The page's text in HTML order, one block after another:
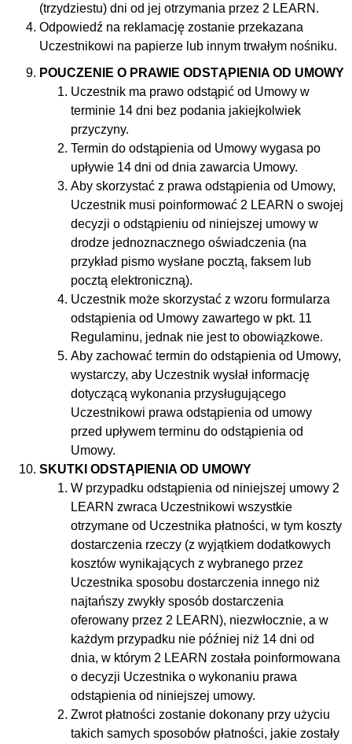
(trzydziestu) dni od jej otrzymania przez 2 LEARN.
Odpowiedź na reklamację zostanie przekazana
Uczestnikowi na papierze lub innym trwałym nośniku.
POUCZENIE O PRAWIE ODSTĄPIENIA OD UMOWY
Uczestnik ma prawo odstąpić od Umowy w
terminie 14 dni bez podania jakiejkolwiek
przyczyny.
Termin do odstąpienia od Umowy wygasa po
upływie 14 dni od dnia zawarcia Umowy.
Aby skorzystać z prawa odstąpienia od Umowy,
Uczestnik musi poinformować 2 LEARN o swojej
decyzji o odstąpieniu od niniejszej umowy w
drodze jednoznacznego oświadczenia (na
przykład pismo wysłane pocztą, faksem lub
pocztą elektroniczną).
Uczestnik może skorzystać z wzoru formularza
odstąpienia od Umowy zawartego w pkt. 11
Regulaminu, jednak nie jest to obowiązkowe.
Aby zachować termin do odstąpienia od Umowy,
wystarczy, aby Uczestnik wysłał informację
dotyczącą wykonania przysługującego
Uczestnikowi prawa odstąpienia od umowy
przed upływem terminu do odstąpienia od
Umowy.
SKUTKI ODSTĄPIENIA OD UMOWY
W przypadku odstąpienia od niniejszej umowy 2
LEARN zwraca Uczestnikowi wszystkie
otrzymane od Uczestnika płatności, w tym koszty
dostarczenia rzeczy (z wyjątkiem dodatkowych
kosztów wynikających z wybranego przez
Uczestnika sposobu dostarczenia innego niż
najtańszy zwykły sposób dostarczenia
oferowany przez 2 LEARN), niezwłocznie, a w
każdym przypadku nie później niż 14 dni od
dnia, w którym 2 LEARN została poinformowana
o decyzji Uczestnika o wykonaniu prawa
odstąpienia od niniejszej umowy.
Zwrot płatności zostanie dokonany przy użyciu
takich samych sposobów płatności, jakie zostały